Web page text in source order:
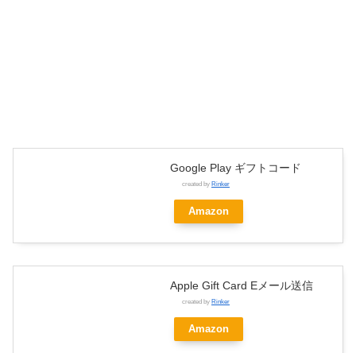
Google Play ギフトコード
created by Rinker
Amazon
Apple Gift Card Eメール送信
created by Rinker
Amazon